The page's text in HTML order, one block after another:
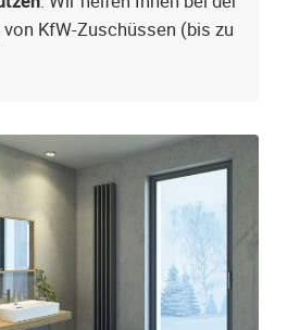
von KfW-Zuschüssen (bis zu